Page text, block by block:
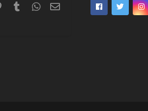
PinterestTumblrWhatsAppЭлектронная почта